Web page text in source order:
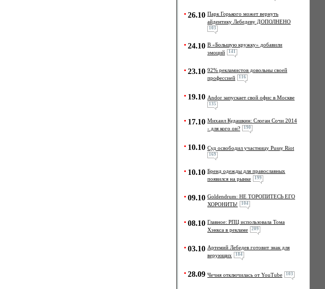
26.10 Парк Горького может вернуть
айдентику Лебедеву ДОПОЛНЕНО
103
24.10 В «Большую кружку» добавили
эмоций
141
23.10 92% рекламистов довольны своей
профессией
116
19.10 Andor запускает свой офис в Москве
135
17.10 Михаил Кудашкин: Слоган Сочи 2014
- для кого он?
190
10.10 Cуд освободил участницу Pussy Riot
169
10.10 Бренд одежды для православных
появился на рынке
199
09.10 Goldendrum: НЕ ТОРОПИТЕСЬ ЕГО
ХОРОНИТЬ!
104
08.10 Главное: РПЦ использовала Тома
Хэнкса в рекламе
209
03.10 Артемий Лебедев готовит знак для
верующих
184
28.09 Чечня отключилась от YouTube 103